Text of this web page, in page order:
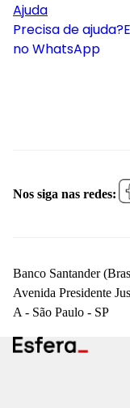
Ajuda
Precisa de ajuda?
no WhatsApp
Nos siga nas redes:
Banco Santander
Avenida Presidente
A - São Paulo - SP